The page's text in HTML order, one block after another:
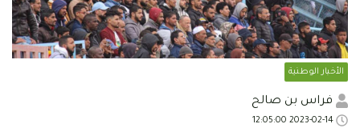
الأخبار الوطنية
فراس بن صالح